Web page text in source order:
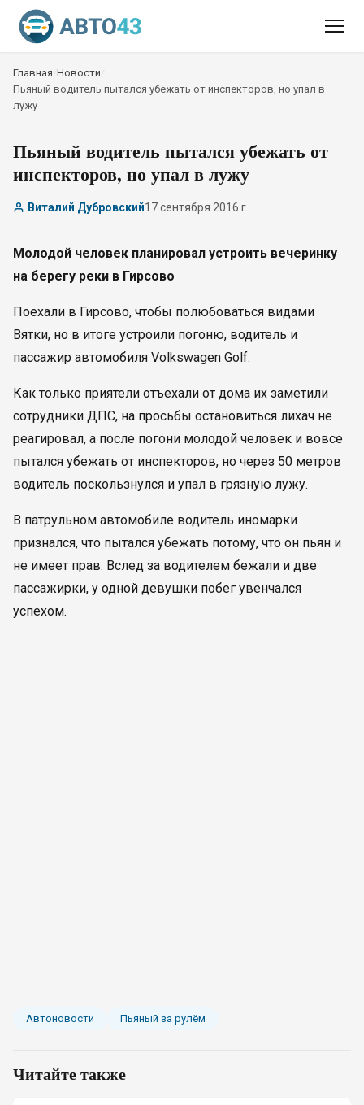
Главная Новости
Пьяный водитель пытался убежать от инспекторов, но упал в
лужу
Пьяный водитель пытался убежать от
инспекторов, но упал в лужу
Виталий Дубровский17 сентября 2016 г.
Молодой человек планировал устроить вечеринку
на берегу реки в Гирсово
Поехали в Гирсово, чтобы полюбоваться видами
Вятки, но в итоге устроили погоню, водитель и
пассажир автомобиля Volkswagen Golf.
Как только приятели отъехали от дома их заметили
сотрудники ДПС, на просьбы остановиться лихач не
реагировал, а после погони молодой человек и вовсе
пытался убежать от инспекторов, но через 50 метров
водитель поскользнулся и упал в грязную лужу.
В патрульном автомобиле водитель иномарки
признался, что пытался убежать потому, что он пьян и
не имеет прав. Вслед за водителем бежали и две
пассажирки, у одной девушки побег увенчался
успехом.
Автоновости Пьяный за рулём
Читайте также